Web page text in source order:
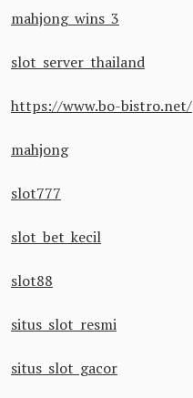
mahjong wins 3
slot server thailand
https://www.bo-bistro.net/
mahjong
slot777
slot bet kecil
slot88
situs slot resmi
situs slot gacor